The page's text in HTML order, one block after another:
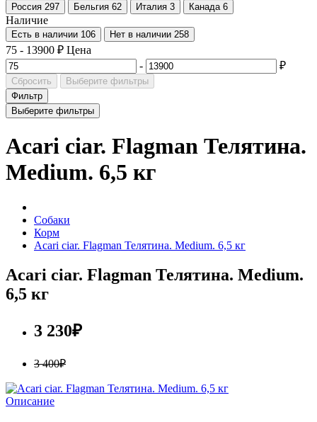
Россия 297 Бельгия 62 Италия 3 Канада 6
Наличие
Есть в наличии 106 Нет в наличии 258
75 - 13900 ₽ Цена
-
₽
Сбросить
Выберите фильтры
Фильтр
Выберите фильтры
Acari ciar. Flagman Телятина.
Medium. 6,5 кг
Собаки
Корм
Acari ciar. Flagman Телятина. Medium. 6,5 кг
Acari ciar. Flagman Телятина. Medium.
6,5 кг
3 230₽
3 400₽
Описание